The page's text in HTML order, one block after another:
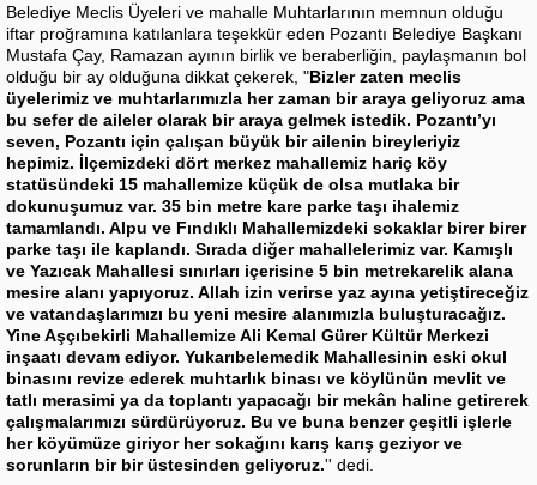
Belediye Meclis Üyeleri ve mahalle Muhtarlarının memnun olduğu
iftar proğramına katılanlara teşekkür eden Pozantı Belediye Başkanı
Mustafa Çay, Ramazan ayının birlik ve beraberliğin, paylaşmanın bol
olduğu bir ay olduğuna dikkat çekerek, "Bizler zaten meclis
üyelerimiz ve muhtarlarımızla her zaman bir araya geliyoruz ama
bu sefer de aileler olarak bir araya gelmek istedik. Pozantı’yı
seven, Pozantı için çalışan büyük bir ailenin bireyleriyiz
hepimiz. İlçemizdeki dört merkez mahallemiz hariç köy
statüsündeki 15 mahallemize küçük de olsa mutlaka bir
dokunuşumuz var. 35 bin metre kare parke taşı ihalemiz
tamamlandı. Alpu ve Fındıklı Mahallemizdeki sokaklar birer birer
parke taşı ile kaplandı. Sırada diğer mahallelerimiz var. Kamışlı
ve Yazıcak Mahallesi sınırları içerisine 5 bin metrekarelik alana
mesire alanı yapıyoruz. Allah izin verirse yaz ayına yetiştireceğiz
ve vatandaşlarımızı bu yeni mesire alanımızla buluşturacağız.
Yine Aşçıbekirli Mahallemize Ali Kemal Gürer Kültür Merkezi
inşaatı devam ediyor. Yukarıbelemedik Mahallesinin eski okul
binasını revize ederek muhtarlık binası ve köylünün mevlit ve
tatlı merasimi ya da toplantı yapacağı bir mekân haline getirerek
çalışmalarımızı sürdürüyoruz. Bu ve buna benzer çeşitli işlerle
her köyümüze giriyor her sokağını karış karış geziyor ve
sorunların bir bir üstesinden geliyoruz.'' dedi.